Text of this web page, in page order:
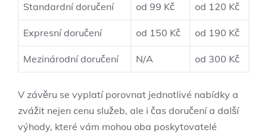
Standardní doručení od 99 Kč od 120 Kč
Expresní doručení od 150 Kč od 190 Kč
Mezinárodní doručení N/A od 300 Kč
V závěru se vyplatí porovnat jednotlivé nabídky a
zvážit nejen cenu služeb, ale i čas doručení a další
výhody, které vám mohou oba poskytovatelé